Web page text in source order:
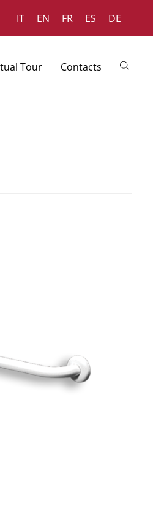
IT EN FR ES DE
Tour Contacts